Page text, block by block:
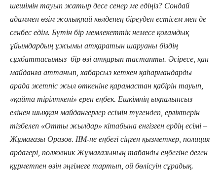
шешімін тауып жатыр десе сенер ме едіңіз? Сондай
адаммен өзім жолықпай көлденең біреуден естісем мен де
сенбес едім. Бүтін бір мемлекеттік немесе қоғамдық
ұйымдардың ұжымы атқаратын шаруаны біздің
сұхбаттасымыз бір өзі атқарып тастапты. Әсіресе, қан
майданға аттанып, хабарсыз кеткен қаһармандарды
арада жетпіс жыл өткеніне қарамастан қабірін тауып,
«қайта тірілткені» ерен еңбек. Ешкімнің ықпалынсыз
елінен шыққан майдангерлер есімін түгендеп, ерліктерін
тізбелеп «Отты жылдар» кітабына енгізген ердің есімі –
Жұмағазы Оразов. ІІМ-не еңбегі сіңген қызметкер, полиция
ардагері, полковник Жұмағазының табанды еңбегіне деген
құрметпен өзін әңгімеге тартып, ой бөлісуін сұрадық.